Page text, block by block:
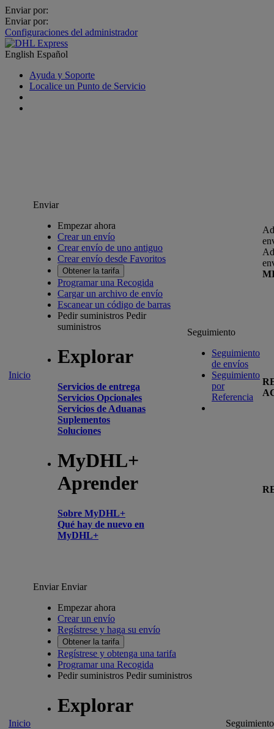
Enviar por:
Enviar por:
Configuraciones del administrador
English Español
Ayuda y Soporte
Localice un Punto de Servicio
Inicio
Enviar
Empezar ahora
Crear un envío
Crear envío de uno antiguo
Crear envío desde Favoritos
Obtener la tarifa
Programar una Recogida
Cargar un archivo de envío
Escanear un código de barras
Pedir suministros Pedir
suministros
Explorar
Servicios de entrega
Servicios Opcionales
Servicios de Aduanas
Suplementos
Soluciones
MyDHL+
Aprender
Sobre MyDHL+
Qué hay de nuevo en
MyDHL+
Seguimiento
Seguimiento
de envíos
Seguimiento
por
Referencia
Inicio
EnviarEnviar
Empezar ahora
Crear un envío
Regístrese y haga su envío
Obtener la tarifa
Regístrese y obtenga una tarifa
Programar una Recogida
Pedir suministros Pedir suministros
Explorar
Seguimiento